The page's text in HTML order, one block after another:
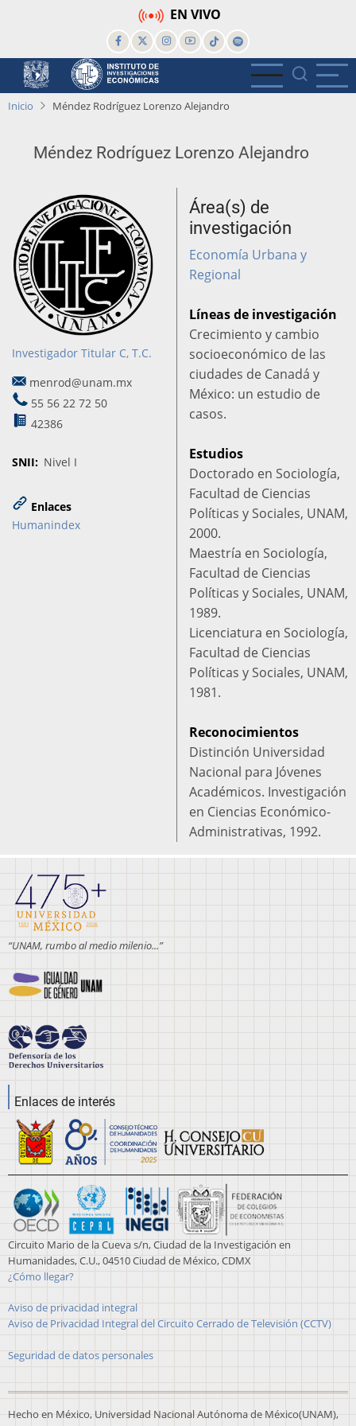
principal
EN VIVO
Inicio Méndez Rodríguez Lorenzo Alejandro
Méndez Rodríguez Lorenzo Alejandro
Investigador Titular C, T.C.
menrod@unam.mx
55 56 22 72 50
42386
SNII Nivel I
Enlaces
Humanindex
Área(s) de
investigación
Economía Urbana y
Regional
Líneas de investigación
Crecimiento y cambio
socioeconómico de las
ciudades de Canadá y
México: un estudio de
casos.
Estudios
Doctorado en Sociología,
Facultad de Ciencias
Políticas y Sociales, UNAM,
2000.
Maestría en Sociología,
Facultad de Ciencias
Políticas y Sociales, UNAM,
1989.
Licenciatura en Sociología,
Facultad de Ciencias
Políticas y Sociales, UNAM,
1981.
Reconocimientos
Distinción Universidad
Nacional para Jóvenes
Académicos. Investigación
en Ciencias Económico-
Administrativas, 1992.
“UNAM, rumbo al medio milenio...”
Enlaces de interés
Circuito Mario de la Cueva s/n, Ciudad de la Investigación en
Humanidades, C.U., 04510 Ciudad de México, CDMX
¿Cómo llegar?
Aviso de privacidad integral
Aviso de Privacidad Integral del Circuito Cerrado de Televisión (CCTV)
Seguridad de datos personales
Hecho en México, Universidad Nacional Autónoma de México(UNAM),